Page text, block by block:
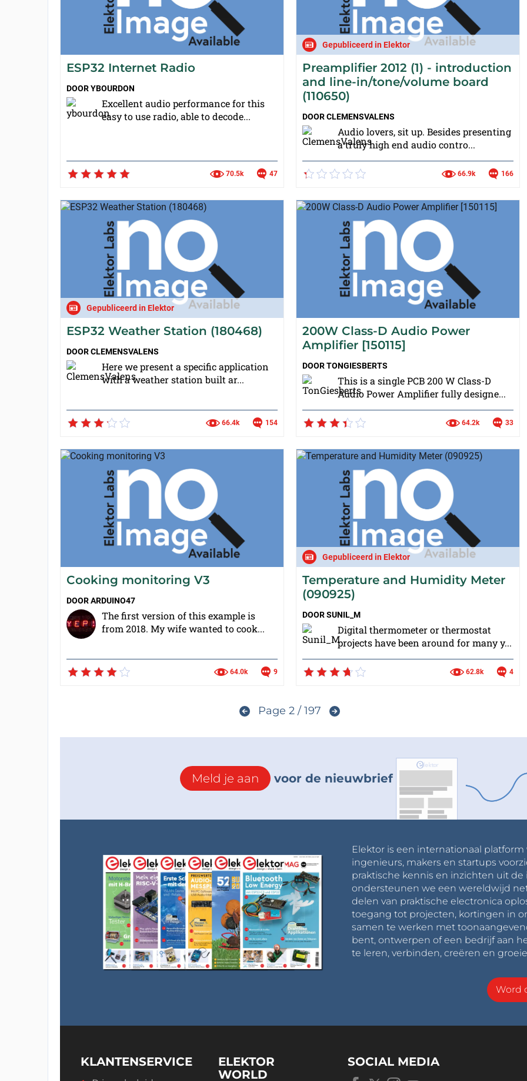
ESP32 Internet Radio
DOORYBOURDON
Excellent audio performance for this
easy to use radio, able to decode...
70.5k 47
Gepubliceerd in Elektor
Preamplifier 2012 (1) - introduction
and line-in/tone/volume board
(110650)
DOORCLEMENSVALENS
Audio lovers, sit up. Besides presenting
a truly high end audio contro...
66.9k 166
Gepubliceerd in Elektor
ESP32 Weather Station (180468)
DOORCLEMENSVALENS
Here we present a specific application
with a weather station built ar...
66.4k 154
200W Class-D Audio Power
Amplifier [150115]
DOORTONGIESBERTS
This is a single PCB 200 W Class-D
Audio Power Amplifier fully designe...
64.2k 33
Cooking monitoring V3
DOORARDUINO47
The first version of this example is
from 2018. My wife wanted to cook...
64.0k 9
Gepubliceerd in Elektor
Temperature and Humidity Meter
(090925)
DOORSUNIL_M
Digital thermometer or thermostat
projects have been around for many y...
62.8k 4
Page 2 / 197
Meld je aan voor de nieuwbrief
Elektor is een internationaal
ingenieurs, makers en startups
praktische kennis en inzichten uit de
ondersteunen we een wereldwijd
delen van praktische electronica
toegang tot projecten, kortingen in
samen te werken met
bent, ontwerpen of een bedrijf aan
te leren, verbinden, creëren en
Word
KLANTENSERVICE
ELEKTOR
WORLD
SOCIAL MEDIA